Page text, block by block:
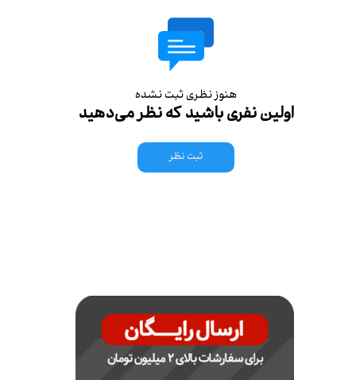
هنوز نظری ثبت نشده
اولین نفری باشید که نظر می‌دهید
ثبت نظر